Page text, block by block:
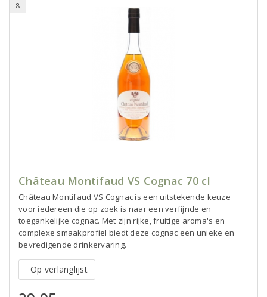
8
Château Montifaud VS Cognac 70 cl
Château Montifaud VS Cognac is een uitstekende keuze
voor iedereen die op zoek is naar een verfijnde en
toegankelijke cognac. Met zijn rijke, fruitige aroma's en
complexe smaakprofiel biedt deze cognac een unieke en
bevredigende drinkervaring.
Op verlanglijst